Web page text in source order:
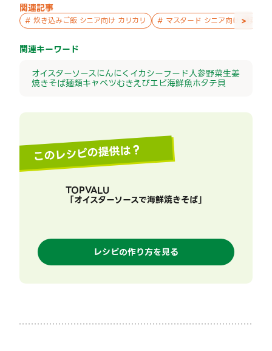
関連記事
# 炊き込みご飯 シニア向け カリカリ # マスタード シニア向け 副菜
>
関連キーワード
オイスターソースにんにくイカシーフード人参野菜生姜
焼きそば麺類キャベツむきえびエビ海鮮魚ホタテ貝
このレシピの提供は？
TOPVALU
「オイスターソースで海鮮焼きそば」
レシピの作り方を見る